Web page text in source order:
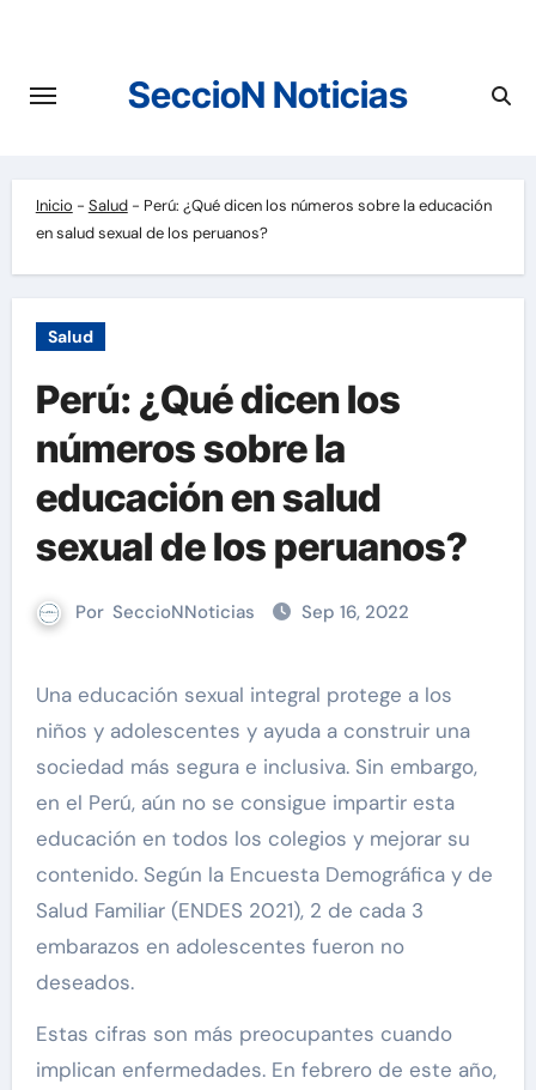
contenido
SeccioN Noticias
Inicio - Salud- Perú: ¿Qué dicen los números sobre la educación
en salud sexual de los peruanos?
Salud
Perú: ¿Qué dicen los
números sobre la
educación en salud
sexual de los peruanos?
Por SeccioNNoticias Sep 16, 2022
Una educación sexual integral protege a los
niños y adolescentes y ayuda a construir una
sociedad más segura e inclusiva. Sin embargo,
en el Perú, aún no se consigue impartir esta
educación en todos los colegios y mejorar su
contenido. Según la Encuesta Demográfica y de
Salud Familiar (ENDES 2021), 2 de cada 3
embarazos en adolescentes fueron no
deseados.
Estas cifras son más preocupantes cuando
implican enfermedades. En febrero de este año,